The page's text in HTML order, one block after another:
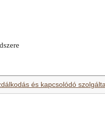
és kapcsolódó